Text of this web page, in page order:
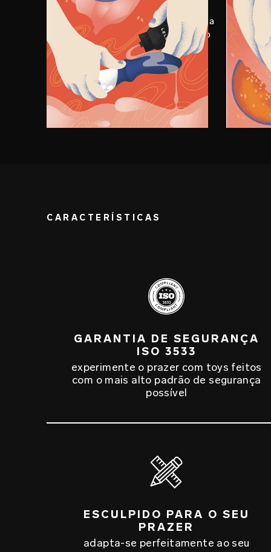
Aplique uma quantidade generosa
de LELO Personal Moisturizer no
estimulador anal LOKI™.
CARACTERÍSTICAS
GARANTIA DE SEGURANÇA
ISO 3533
experimente o prazer com toys feitos
com o mais alto padrão de segurança
possível
ESCULPIDO PARA O SEU
PRAZER
adapta-se perfeitamente ao seu